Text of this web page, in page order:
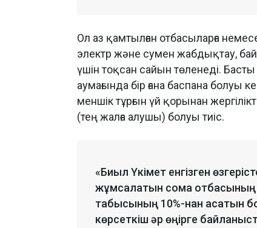
Ол аз қамтылған отбасыларға
электр және сумен жабдықтау,
үшін тоқсан сайын төленеді.
аумағында бір ғана баспана болуы
меншік тұрғын үй қорынан
(тең жалға алушы) болуы тиіс.
«Биыл Үкімет енгізген
жұмсалатын сома отбасының
табысының 10%-нан асатын
көрсеткіш әр өңірге